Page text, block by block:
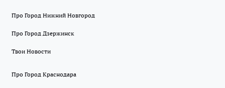
Про Город Нижний Новгород
Про Город Дзержинск
Твои Новости
Про Город Краснодара